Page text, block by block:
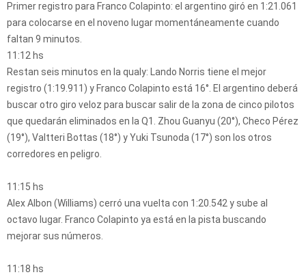
Primer registro para Franco Colapinto: el argentino giró en 1:21.061
para colocarse en el noveno lugar momentáneamente cuando
faltan 9 minutos.
11:12 hs
Restan seis minutos en la qualy: Lando Norris tiene el mejor
registro (1:19.911) y Franco Colapinto está 16°. El argentino deberá
buscar otro giro veloz para buscar salir de la zona de cinco pilotos
que quedarán eliminados en la Q1. Zhou Guanyu (20°), Checo Pérez
(19°), Valtteri Bottas (18°) y Yuki Tsunoda (17°) son los otros
corredores en peligro.
11:15 hs
Alex Albon (Williams) cerró una vuelta con 1:20.542 y sube al
octavo lugar. Franco Colapinto ya está en la pista buscando
mejorar sus números.
11:18 hs